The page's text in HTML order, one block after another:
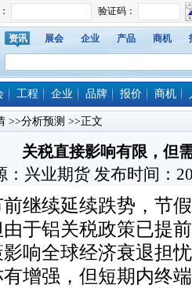
资讯 展会 企业 产品 商机
工程 企业 品牌 报价 商机
>>分析预测 >>正文
关税直接影响有限，但
：兴业期货 发布时间：
续延续跌势，节假
于铝关税政策已提
响全球经济衰退担
增强，但短期内终